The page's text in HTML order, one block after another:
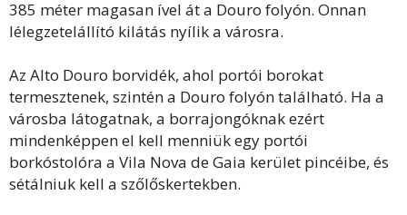
385 méter magasan ível át a Douro folyón. Onnan
lélegzetelállító kilátás nyílik a városra.
Az Alto Douro borvidék, ahol portói borokat
termesztenek, szintén a Douro folyón található. Ha a
városba látogatnak, a borrajongóknak ezért
mindenképpen el kell menniük egy portói
borkóstolóra a Vila Nova de Gaia kerület pincéibe, és
sétálniuk kell a szőlőskertekben.